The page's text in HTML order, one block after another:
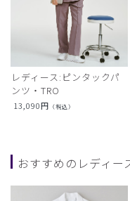
レディース:ピンタックパ
ンツ・TRO
13,090円 （税込）
おすすめのレディー